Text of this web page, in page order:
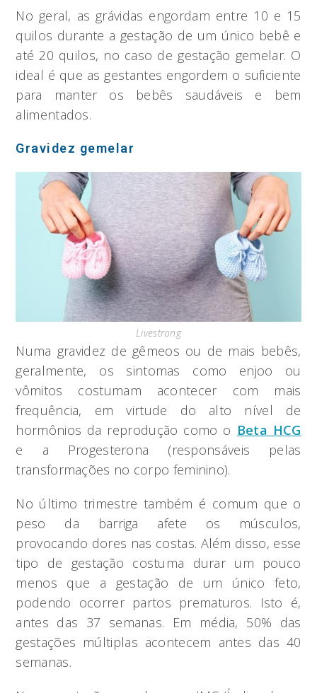
No geral, as grávidas engordam entre 10 e 15
quilos durante a gestação de um único bebê e
até 20 quilos, no caso de gestação gemelar. O
ideal é que as gestantes engordem o suficiente
para manter os bebês saudáveis e bem
alimentados.
Gravidez gemelar
Livestrong
Numa gravidez de gêmeos ou de mais bebês,
geralmente, os sintomas como enjoo ou
vômitos costumam acontecer com mais
frequência, em virtude do alto nível de
hormônios da reprodução como o Beta HCG
e a Progesterona (responsáveis pelas
transformações no corpo feminino).
No último trimestre também é comum que o
peso da barriga afete os músculos,
provocando dores nas costas. Além disso, esse
tipo de gestação costuma durar um pouco
menos que a gestação de um único feto,
podendo ocorrer partos prematuros. Isto é,
antes das 37 semanas. Em média, 50% das
gestações múltiplas acontecem antes das 40
semanas.